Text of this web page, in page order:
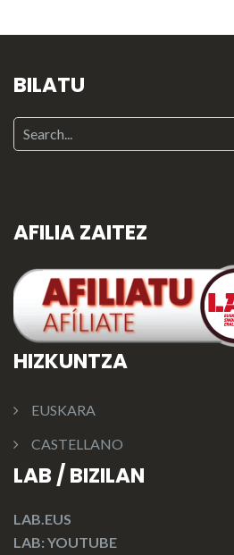
BILATU
AFILIA ZAITEZ
HIZKUNTZA
EUSKARA
CASTELLANO
LAB / BIZILAN
LAB.EUS
LAB: YOUTUBE